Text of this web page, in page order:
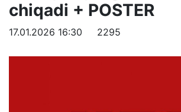
chiqadi + POSTER
17.01.2026 16:30 2295